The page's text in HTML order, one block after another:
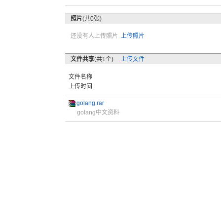
照片(共0张)
还没有人上传照片 上传照片
文件共享(共1个) 上传文件
文件名称
上传时间
golang.rar
golang中文资料